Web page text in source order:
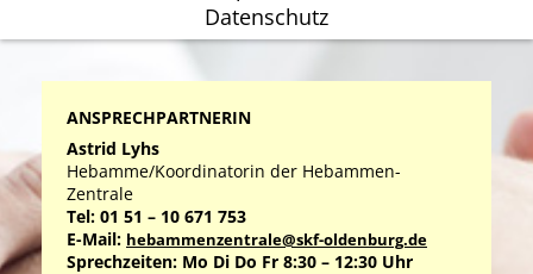
Datenschutz
Datenschutz
ANSPRECHPARTNERIN
Astrid Lyhs
Hebamme/Koordinatorin der Hebammen-
Zentrale
Tel: 01 51 – 10 671 753
E-Mail: hebammenzentrale@skf-oldenburg.de
Sprechzeiten: Mo Di Do Fr 8:30 – 12:30 Uhr